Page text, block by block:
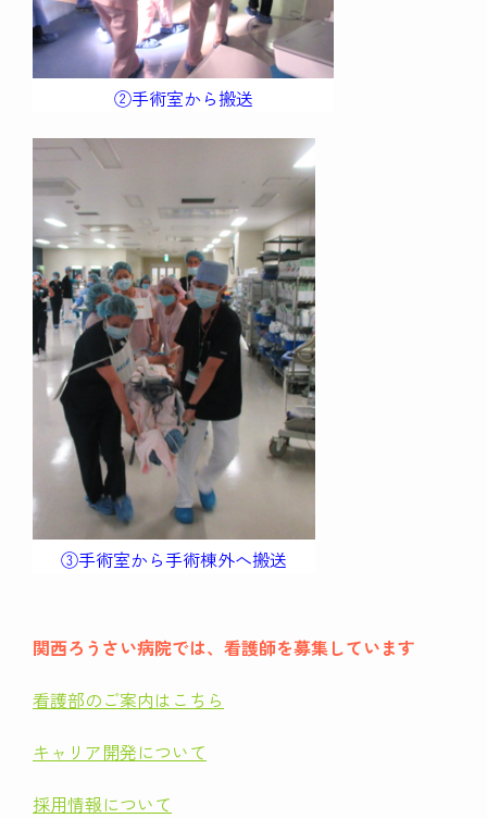
②手術室から搬送
③手術室から手術棟外へ搬送
関西ろうさい病院では、看護師を募集しています
看護部のご案内はこちら
キャリア開発について
採用情報について